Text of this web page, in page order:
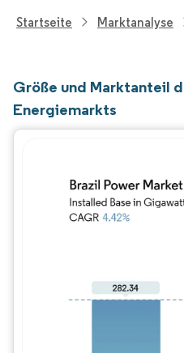
Startseite Marktanalyse
Größe und Marktanteil
Energiemarkts